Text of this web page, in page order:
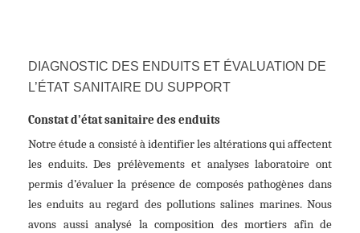
DIAGNOSTIC DES ENDUITS ET ÉVALUATION DE
L’ÉTAT SANITAIRE DU SUPPORT
Constat d’état sanitaire des enduits
Notre étude a consisté à identifier les altérations qui affectent
les enduits. Des prélèvements et analyses laboratoire ont
permis d’évaluer la présence de composés pathogènes dans
les enduits au regard des pollutions salines marines. Nous
avons aussi analysé la composition des mortiers afin de